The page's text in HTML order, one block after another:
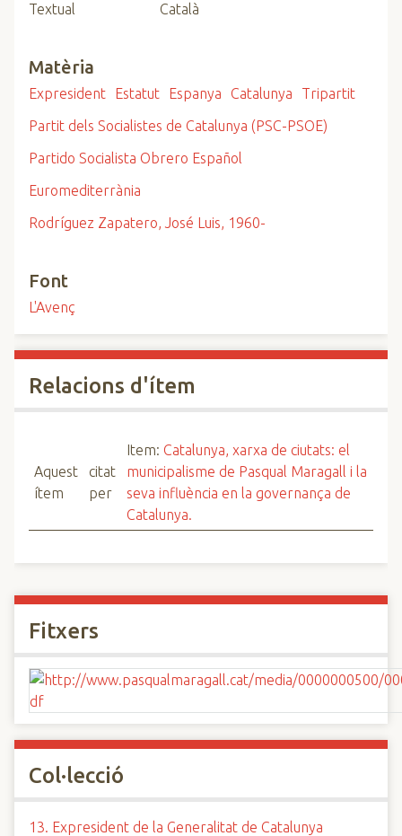
Textual Català
Matèria
Expresident Estatut Espanya Catalunya
Tripartit
Partit dels Socialistes de Catalunya (PSC-PSOE)
Partido Socialista Obrero Español
Euromediterrània
Rodríguez Zapatero, José Luis, 1960-
Font
L'Avenç
Relacions d'ítem
Aquest
ítem
citat
per
Item: Catalunya, xarxa de ciutats: el
municipalisme de Pasqual Maragall i la
seva influència en la governança de
Catalunya.
Fitxers
Col·lecció
13. Expresident de la Generalitat de Catalunya